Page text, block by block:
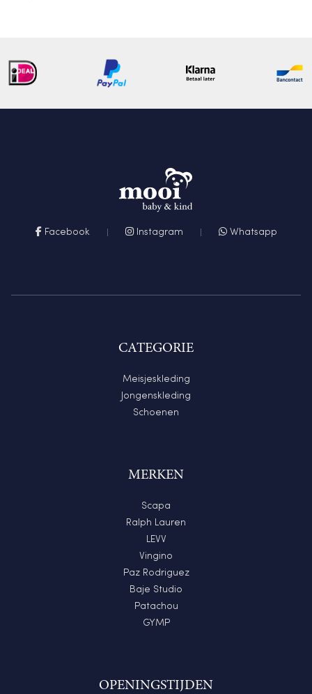
Facebook Instagram Whatsapp
CATEGORIE
Meisjeskleding
Jongenskleding
Schoenen
MERKEN
Scapa
Ralph Lauren
LEVV
Vingino
Paz Rodriguez
Baje Studio
Patachou
GYMP
OPENINGSTIJDEN